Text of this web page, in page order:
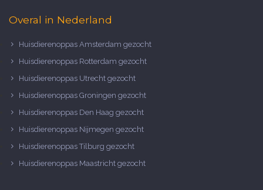
Overal in Nederland
Huisdierenoppas Amsterdam gezocht
Huisdierenoppas Rotterdam gezocht
Huisdierenoppas Utrecht gezocht
Huisdierenoppas Groningen gezocht
Huisdierenoppas Den Haag gezocht
Huisdierenoppas Nijmegen gezocht
Huisdierenoppas Tilburg gezocht
Huisdierenoppas Maastricht gezocht